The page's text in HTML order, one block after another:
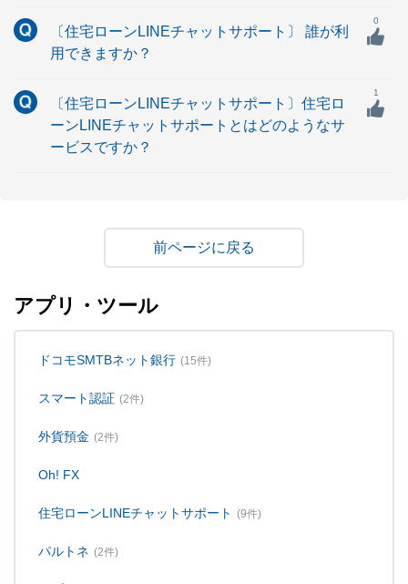
〔住宅ローンLINEチャットサポート〕 誰が利
用できますか？
0
〔住宅ローンLINEチャットサポート〕住宅ロ
ーンLINEチャットサポートとはどのようなサ
ービスですか？
1
戻る
アプリ・ツール
ドコモSMTBネット銀行 (15件)
スマート認証 (2件)
外貨預金 (2件)
Oh! FX
住宅ローンLINEチャットサポート (9件)
パルトネ (2件)